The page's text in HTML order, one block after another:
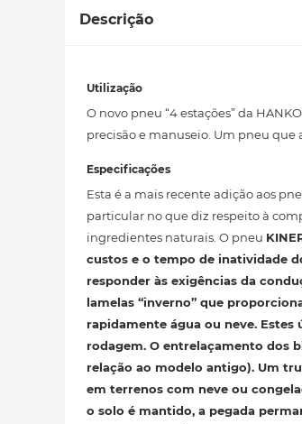
Descrição
Utilização
O novo pneu “4 estações” da
precisão e manuseio. Um pneu que
Especificações
Esta é a mais recente adição aos
particular no que diz respeito à
ingredientes naturais. O pneu
custos e o tempo de inatividade
responder às exigências da
lamelas “inverno” que
rapidamente água ou neve.
rodagem. O entrelaçamento dos
relação ao modelo antigo). Um
em terrenos com neve ou
o solo é mantido, a pegada